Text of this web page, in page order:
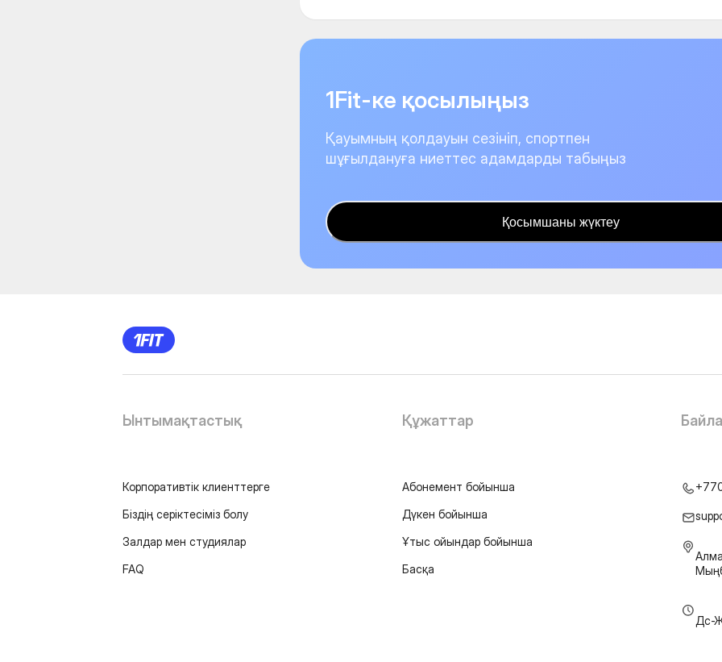
1Fit-ке қосылыңыз
Қауымның қолдауын сезініп, спортпен
шұғылдануға ниеттес адамдарды табыңыз
Қосымшаны жүктеу
Ынтымақтастық
Корпоративтік клиенттерге
Біздің серіктесіміз болу
Залдар мен студиялар
FAQ
Құжаттар
Абонемент бойынша
Дүкен бойынша
Ұтыс ойындар бойынша
Басқа
Дс-